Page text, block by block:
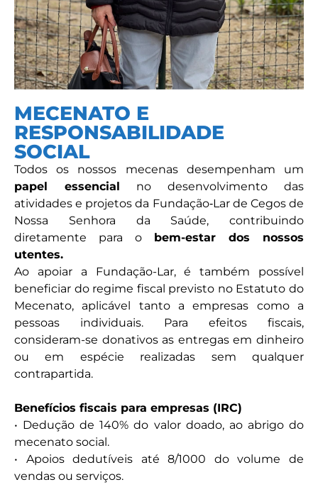
MECENATO E
RESPONSABILIDADE
SOCIAL
Todos os nossos mecenas desempenham um
papel essencial
no desenvolvimento das
atividades e projetos da Fundação‑Lar de Cegos de
Nossa Senhora da Saúde, contribuindo
diretamente para o bem-estar dos nossos
utentes.
Ao apoiar a Fundação-Lar, é também possível
beneficiar do regime fiscal previsto no Estatuto do
Mecenato, aplicável tanto a empresas como a
pessoas individuais. Para efeitos fiscais,
consideram-se donativos as entregas em dinheiro
ou em espécie realizadas sem qualquer
contrapartida.
Benefícios fiscais para empresas (IRC)
• Dedução de 140% do valor doado, ao abrigo do
mecenato social.
• Apoios dedutíveis até 8/1000 do volume de
vendas ou serviços.